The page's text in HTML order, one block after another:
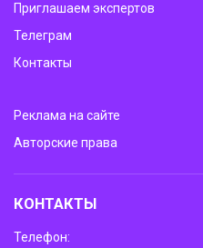
Приглашаем экспертов
Телеграм
Контакты
Реклама на сайте
Авторские права
КОНТАКТЫ
Телефон: